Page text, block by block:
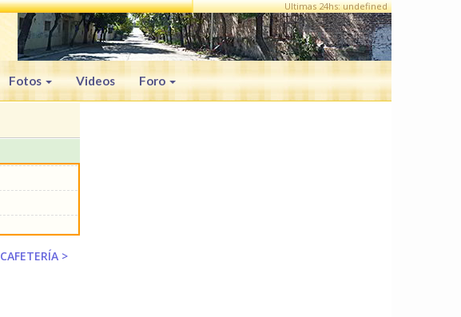
Ultimas 24hs: undefined
Fotos Videos Foro
CAFETERÍA >